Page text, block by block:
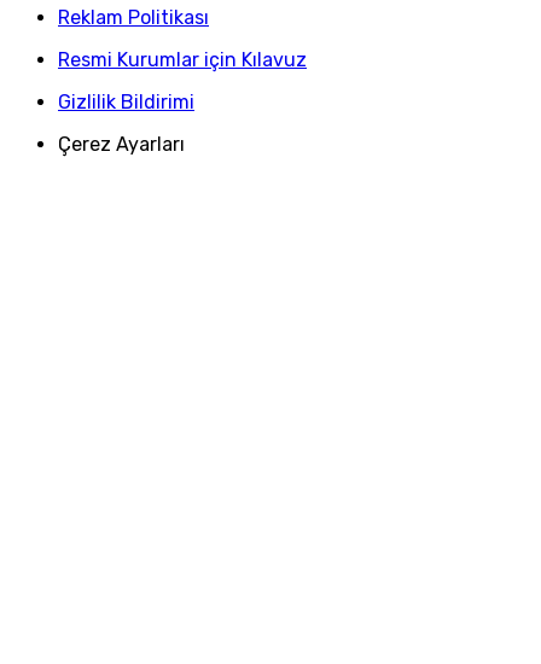
Reklam Politikası
Resmi Kurumlar için Kılavuz
Gizlilik Bildirimi
Çerez Ayarları